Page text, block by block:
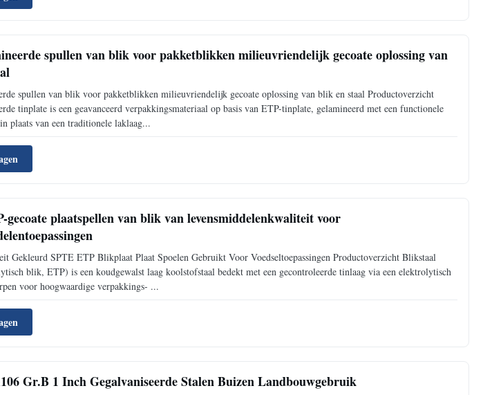
spullen van blik voor pakketblikken milieuvriendelijk gecoate oplossing van
spullen van blik voor pakketblikken milieuvriendelijk gecoate oplossing van blik en staal Productoverzicht
tinplate is een geavanceerd verpakkingsmateriaal op basis van ETP-tinplate, gelamineerd met een functionele
plaats van een traditionele laklaag...
gecoate plaatspellen van blik van levensmiddelenkwaliteit voor
Gekleurd SPTE ETP Blikplaat Plaat Spoelen Gebruikt Voor Voedseltoepassingen Productoverzicht Blikstaal
blik, ETP) is een koudgewalst laag koolstofstaal bedekt met een gecontroleerde tinlaag via een elektrolytisch
voor hoogwaardige verpakkings- ...
Gr.B 1 Inch Gegalvaniseerde Stalen Buizen Landbouwgebruik